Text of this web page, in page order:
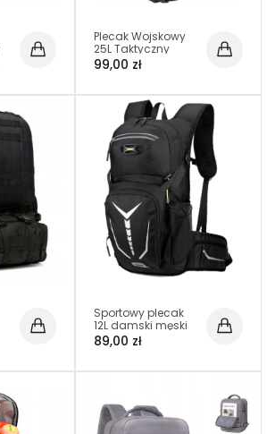
Plecak Wojskowy
25L Taktyczny
Militarny Survival
Czarny (i095)
99,00 zł
Sportowy plecak
12L damski męski
czarny (PT004)
89,00 zł